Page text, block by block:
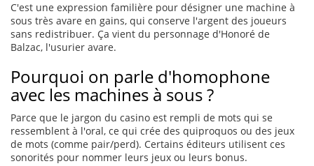
C'est une expression familière pour désigner une machine à
sous très avare en gains, qui conserve l'argent des joueurs
sans redistribuer. Ça vient du personnage d'Honoré de
Balzac, l'usurier avare.
Pourquoi on parle d'homophone
avec les machines à sous ?
Parce que le jargon du casino est rempli de mots qui se
ressemblent à l'oral, ce qui crée des quiproquos ou des jeux
de mots (comme pair/perd). Certains éditeurs utilisent ces
sonorités pour nommer leurs jeux ou leurs bonus.